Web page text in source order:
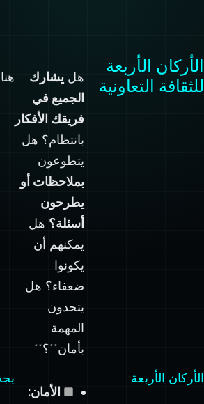
الأركان الأربعة
للثقافة التعاونية
هل يشارك
الجميع في
فريقك الأفكار
بانتظام؟ هل
يتطوعون
بملاحظات أو
يطرحون
أسئلة؟ هل
يمكنهم أن
يكونوا
ضعفاء؟ هل
يتحدون
المهمة
بأمان**؟**
هناك 4 أركان
الأركان الأربعة
الأمان: